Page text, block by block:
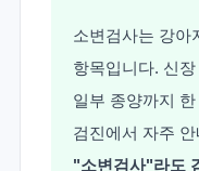
소변검사는 강아
항목입니다. 신장
일부 종양까지
검진에서 자주
"소변검사"라도